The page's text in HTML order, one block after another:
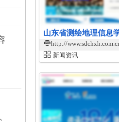
山东省测绘地理信息
http://
新闻资讯